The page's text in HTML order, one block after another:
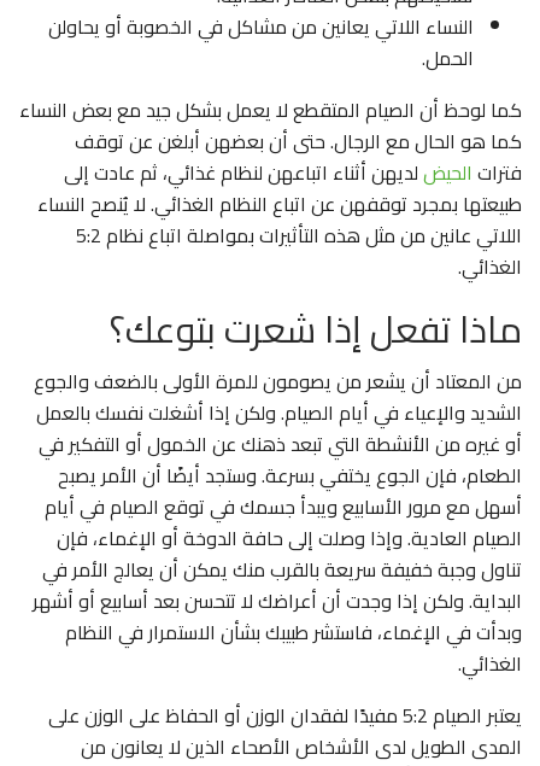
النساء اللاتي يعانين من مشاكل في الخصوبة أو يحاولن
الحمل.
كما لوحظ أن الصيام المتقطع لا يعمل بشكل جيد مع بعض النساء
كما هو الحال مع الرجال. حتى أن بعضهن أبلغن عن توقف
فترات الحيضلديهن أثناء اتباعهن لنظام غذائي، ثم عادت إلى
طبيعتها بمجرد توقفهن عن اتباع النظام الغذائي. لا يُنصح النساء
اللاتي عانين من مثل هذه التأثيرات بمواصلة اتباع نظام 5:2
الغذائي.
ماذا تفعل إذا شعرت بتوعك؟
من المعتاد أن يشعر من يصومون للمرة الأولى بالضعف والجوع
الشديد والإعياء في أيام الصيام. ولكن إذا أشغلت نفسك بالعمل
أو غيره من الأنشطة التي تبعد ذهنك عن الخمول أو التفكير في
الطعام، فإن الجوع يختفي بسرعة. وستجد أيضًا أن الأمر يصبح
أسهل مع مرور الأسابيع ويبدأ جسمك في توقع الصيام في أيام
الصيام العادية. وإذا وصلت إلى حافة الدوخة أو الإغماء، فإن
تناول وجبة خفيفة سريعة بالقرب منك يمكن أن يعالج الأمر في
البداية. ولكن إذا وجدت أن أعراضك لا تتحسن بعد أسابيع أو أشهر
وبدأت في الإغماء، فاستشر طبيبك بشأن الاستمرار في النظام
الغذائي.
يعتبر الصيام 5:2 مفيدًا لفقدان الوزن أو الحفاظ على الوزن على
المدى الطويل لدى الأشخاص الأصحاء الذين لا يعانون من